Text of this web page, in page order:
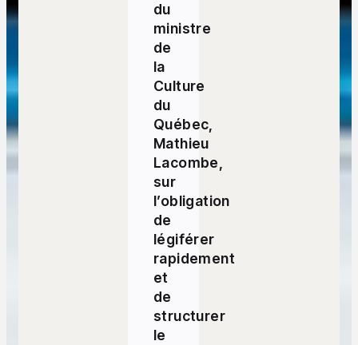
du
ministre
de
la
Culture
du
Québec,
Mathieu
Lacombe,
sur
l’obligation
de
légiférer
rapidement
et
de
structurer
le